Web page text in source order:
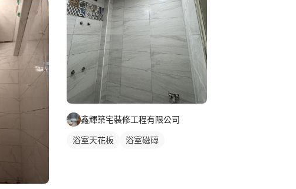
鑫輝築宅裝修工程有限公司
浴室天花板 浴室磁磚